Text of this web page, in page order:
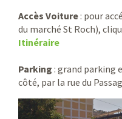
Accès Voiture : pour
du marché St Roch),
Itinéraire
Parking : grand parking
côté, par la rue du